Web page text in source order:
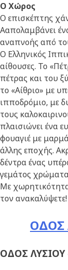
Ο Χώρος
Ο επισκέπτης
Ααπολαμβάνει
αναπνοής από
Ο Ελληνικός
αίθουσες. Το
πέτρας και του
το «Αίθριο» με
ιπποδρόμιο, με
τους
πλαισιώνει ένα
φουαγιέ με
άλλης εποχής.
δέντρα ένας
γεμάτος
Με
τον ανακαλύψετε!
ΟΔΟΣ
ΟΔΟΣ ΛΥΣΙΟΥ